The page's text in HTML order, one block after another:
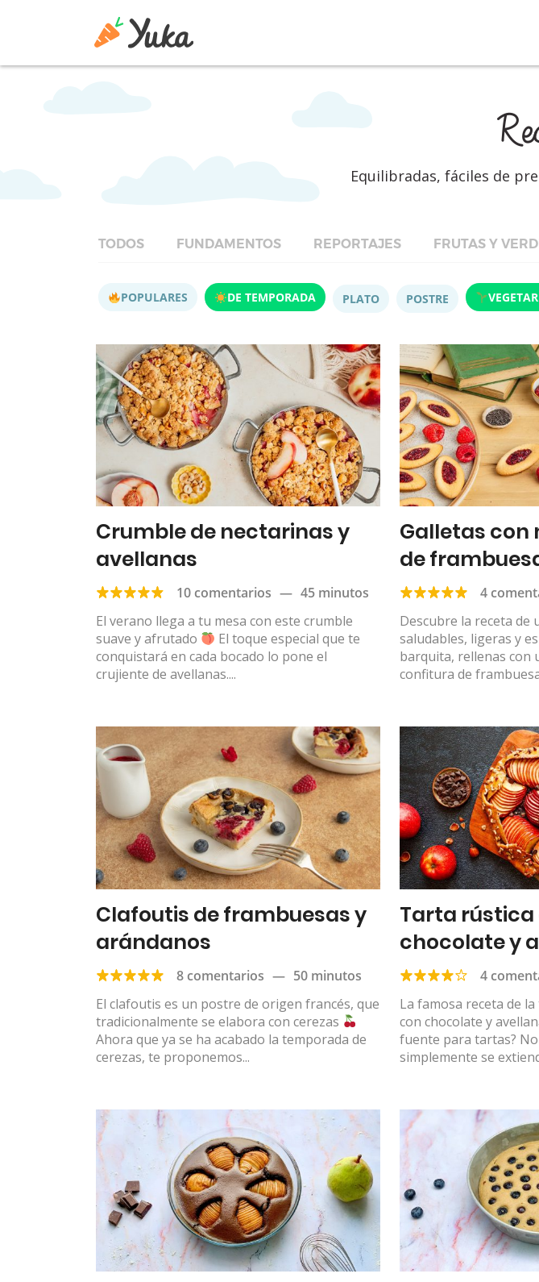
Equilibradas, fáciles de
TODOS FUNDAMENTOS REPORTAJES FRUTAS Y
POPULARES DE TEMPORADA PLATO POSTRE
Crumble de nectarinas y
avellanas
10 comentarios — 45 minutos
El verano llega a tu mesa con este crumble
suave y afrutado
El toque especial que te
conquistará en cada bocado lo pone el
crujiente de avellanas....
Galletas
de
4
Descubre la receta de
saludables, ligeras y
barquita, rellenas con
confitura de
Clafoutis de frambuesas y
arándanos
8 comentarios — 50 minutos
El clafoutis es un postre de origen francés, que
tradicionalmente se elabora con cerezas
Ahora que ya se ha acabado la temporada de
cerezas, te proponemos...
Tarta rústica
chocolate y
4
La famosa receta de
con chocolate y
fuente para tartas?
simplemente se